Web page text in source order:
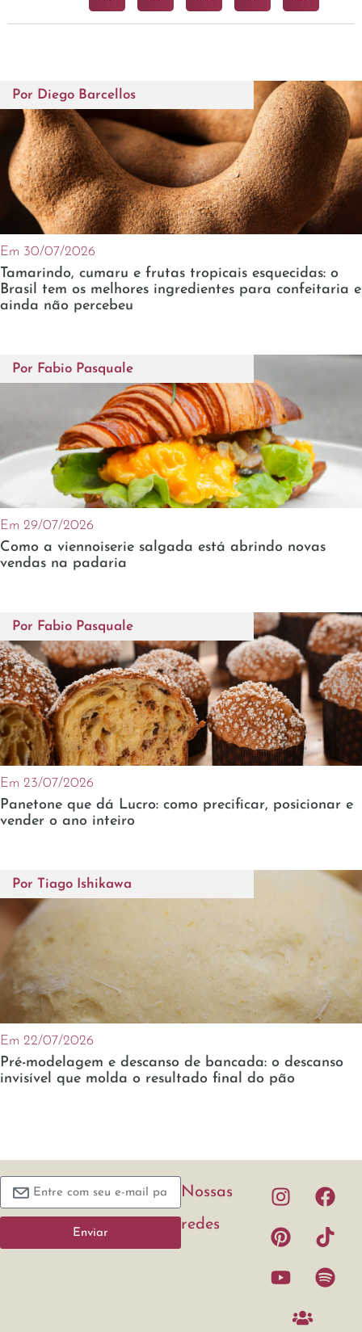
Por Diego Barcellos
Em 30/07/2026
Tamarindo, cumaru e frutas tropicais esquecidas: o
Brasil tem os melhores ingredientes para confeitaria e
ainda não percebeu
Por Fabio Pasquale
Em 29/07/2026
Como a viennoiserie salgada está abrindo novas
vendas na padaria
Por Fabio Pasquale
Em 23/07/2026
Panetone que dá Lucro: como precificar, posicionar e
vender o ano inteiro
Por Tiago Ishikawa
Em 22/07/2026
Pré-modelagem e descanso de bancada: o descanso
invisível que molda o resultado final do pão
Enviar
Nossas
redes